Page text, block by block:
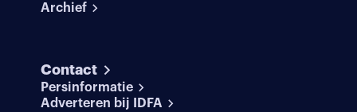
Archief
Contact
Persinformatie
Adverteren bij IDFA